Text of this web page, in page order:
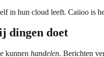
in hun cloud leeft. Caiioo
dingen doet
kunnen handelen. Berichten